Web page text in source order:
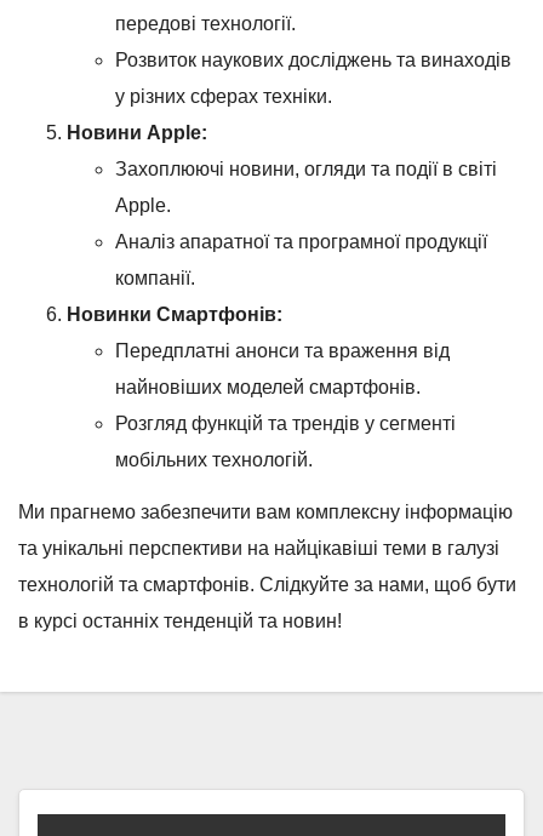
передові технології.
Розвиток наукових досліджень та винаходів
у різних сферах техніки.
Новини Apple:
Захоплюючі новини, огляди та події в світі
Apple.
Аналіз апаратної та програмної продукції
компанії.
Новинки Смартфонів:
Передплатні анонси та враження від
найновіших моделей смартфонів.
Розгляд функцій та трендів у сегменті
мобільних технологій.
Ми прагнемо забезпечити вам комплексну інформацію
та унікальні перспективи на найцікавіші теми в галузі
технологій та смартфонів. Слідкуйте за нами, щоб бути
в курсі останніх тенденцій та новин!